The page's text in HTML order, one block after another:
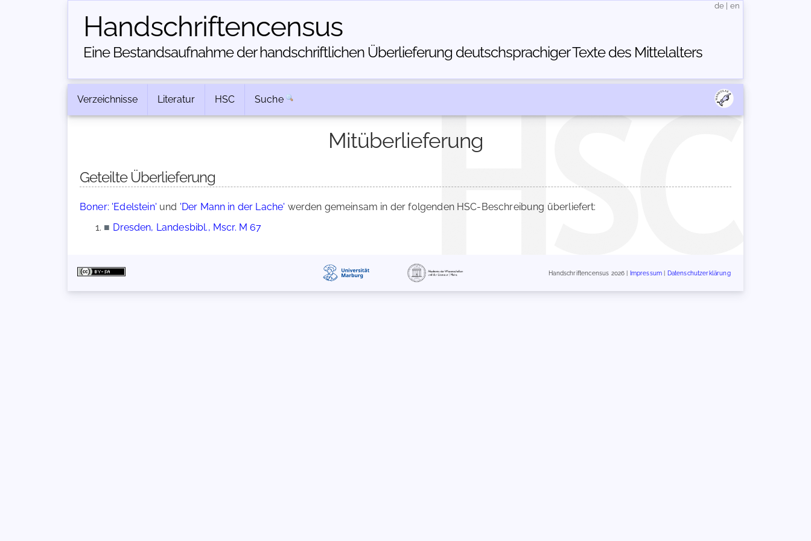
Handschriften­census
Eine Bestandsaufnahme der handschriftlichen Über­lieferung deutschsprachiger Texte des Mittelalters
de en
Verzeichnisse Literatur HSC Suche
Mitüberlieferung
Geteilte Überlieferung
Boner: 'Edelstein' und 'Der Mann in der Lache' werden gemeinsam in der folgenden HSC-Beschreibung überliefert:
■ Dresden, Landesbibl., Mscr. M 67
Handschriftencensus 2026 | Impressum Datenschutzerklärung